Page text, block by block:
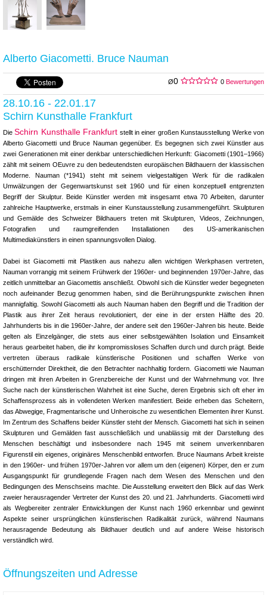
Alberto Giacometti. Bruce Nauman
Ø0 0 Bewertungen
28.10.16 - 22.01.17
Schirn Kunsthalle Frankfurt
DieSchirn Kunsthalle Frankfurt stellt in einer großen Kunstausstellung Werke von
Alberto Giacometti und Bruce Nauman gegenüber. Es begegnen sich zwei Künstler aus
zwei Generationen mit einer denkbar unterschiedlichen Herkunft: Giacometti (1901–1966)
zählt mit seinem OEuvre zu den bedeutendsten europäischen Bildhauern der klassischen
Moderne. Nauman (*1941) steht mit seinem vielgestaltigen Werk für die radikalen
Umwälzungen der Gegenwartskunst seit 1960 und für einen konzeptuell entgrenzten
Begriff der Skulptur. Beide Künstler werden mit insgesamt etwa 70 Arbeiten, darunter
zahlreiche Hauptwerke, erstmals in einer Kunstausstellung zusammengeführt. Skulpturen
und Gemälde des Schweizer Bildhauers treten mit Skulpturen, Videos, Zeichnungen,
Fotografien und raumgreifenden Installationen des US-amerikanischen
Multimediakünstlers in einen spannungsvollen Dialog.
Dabei ist Giacometti mit Plastiken aus nahezu allen wichtigen Werkphasen vertreten,
Nauman vorrangig mit seinem Frühwerk der 1960er- und beginnenden 1970er-Jahre, das
zeitlich unmittelbar an Giacomettis anschließt. Obwohl sich die Künstler weder begegneten
noch aufeinander Bezug genommen haben, sind die Berührungspunkte zwischen ihnen
mannigfaltig. Sowohl Giacometti als auch Nauman haben den Begriff und die Tradition der
Plastik aus ihrer Zeit heraus revolutioniert, der eine in der ersten Hälfte des 20.
Jahrhunderts bis in die 1960er-Jahre, der andere seit den 1960er-Jahren bis heute. Beide
gelten als Einzelgänger, die stets aus einer selbstgewählten Isolation und Einsamkeit
heraus gearbeitet haben, die ihr kompromissloses Schaffen durch und durch prägt. Beide
vertreten überaus radikale künstlerische Positionen und schaffen Werke von
erschütternder Direktheit, die den Betrachter nachhaltig fordern. Giacometti wie Nauman
dringen mit ihren Arbeiten in Grenzbereiche der Kunst und der Wahrnehmung vor. Ihre
Suche nach der künstlerischen Wahrheit ist eine Suche, deren Ergebnis sich oft eher im
Schaffensprozess als in vollendeten Werken manifestiert. Beide erheben das Scheitern,
das Abwegige, Fragmentarische und Unheroische zu wesentlichen Elementen ihrer Kunst.
Im Zentrum des Schaffens beider Künstler steht der Mensch. Giacometti hat sich in seinen
Skulpturen und Gemälden fast ausschließlich und unablässig mit der Darstellung des
Menschen beschäftigt und insbesondere nach 1945 mit seinem unverkennbaren
Figurenstil ein eigenes, originäres Menschenbild entworfen. Bruce Naumans Arbeit kreiste
in den 1960er- und frühen 1970er-Jahren vor allem um den (eigenen) Körper, den er zum
Ausgangspunkt für grundlegende Fragen nach dem Wesen des Menschen und den
Bedingungen des Menschseins machte. Die Ausstellung erweitert den Blick auf das Werk
zweier herausragender Vertreter der Kunst des 20. und 21. Jahrhunderts. Giacometti wird
als Wegbereiter zentraler Entwicklungen der Kunst nach 1960 erkennbar und gewinnt
Aspekte seiner ursprünglichen künstlerischen Radikalität zurück, während Naumans
herausragende Bedeutung als Bildhauer deutlich und auf andere Weise historisch
verständlich wird.
Öffnungszeiten und Adresse